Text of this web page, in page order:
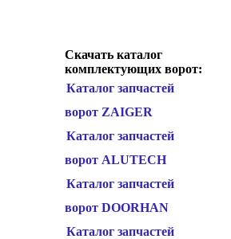
Скачать каталог
комплектующих ворот:
Каталог запчастей
ворот ZAIGER
Каталог запчастей
ворот ALUTECH
Каталог запчастей
ворот DOORHAN
Каталог запчастей